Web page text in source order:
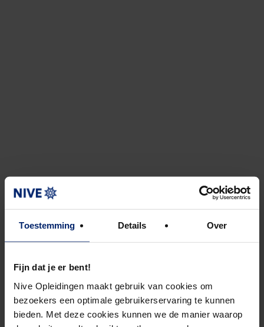
Toestemming Details Over
Fijn dat je er bent!
Nive Opleidingen maakt gebruik van cookies om
bezoekers een optimale gebruikerservaring te kunnen
bieden. Met deze cookies kunnen we de manier waarop